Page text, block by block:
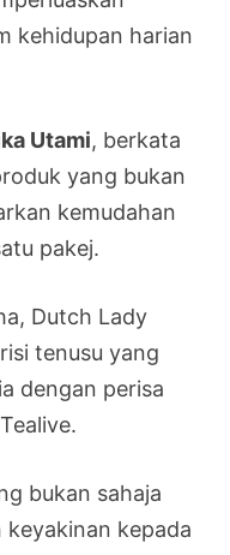
kehidupan harian
Utami, berkata
yang bukan
kemudahan
pakej.
Dutch Lady
tenusu yang
dengan perisa
bukan sahaja
kepada